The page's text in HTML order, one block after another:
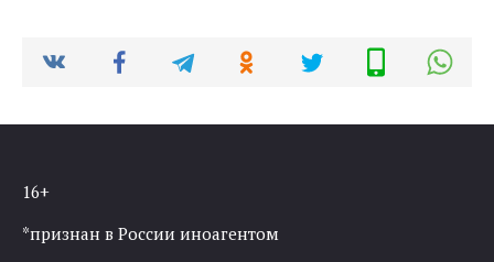
16+
*признан в России иноагентом